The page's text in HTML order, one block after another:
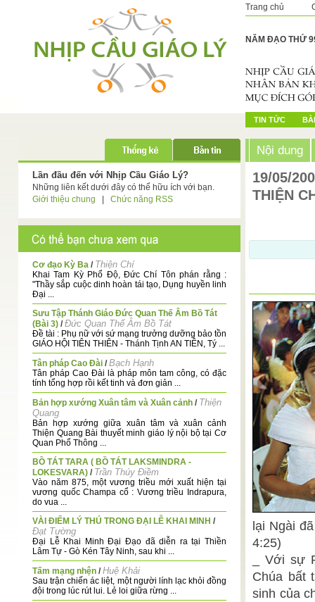
Trang chủ
NĂM ĐẠO THỨ
TIN TỨC
Lần đầu đến với Nhịp Cầu Giáo Lý?
Những liên kết dưới đây có thể hữu ích với bạn.
Giới thiệu chung
Chức năng RSS
Cơ đạo Kỳ Ba / Thiện Chí
Khai Tam Kỳ Phổ Độ, Đức Chí Tôn phán rằng :
"Thầy sắp cuộc dinh hoàn tái tạo, Dụng huyền linh
Đại ...
Sưu Tập Thánh Giáo Đức Quan Thế Âm Bồ Tát
(Bài 3) /Đức Quan Thế Âm Bồ Tát
Đề tài : Phụ nữ với sứ mạng trưởng dưỡng bảo tồn
GIÁO HỘI TIÊN THIÊN - Thánh Tịnh AN TIÊN, Tý ...
Tân pháp Cao Đài /Bạch Hạnh
Tân pháp Cao Đài là pháp môn tam công, có đặc
tính tổng hợp rồi kết tinh và đơn giản ...
Bản hợp xướng Xuân tâm và Xuân cảnh / Thiện
Quang
Bản hợp xướng giữa xuân tâm và xuân cảnh
Thiện Quang Bài thuyết minh giáo lý nội bộ tại Cơ
Quan Phổ Thông ...
BỒ TÁT TARA ( BỒ TÁT LAKSMINDRA -
LOKESVARA) / Trần Thúy Điềm
Vào năm 875, một vương triều mới xuất hiện tại
vương quốc Champa cổ : Vương triều Indrapura,
do vua ...
VÀI ĐIỂM LÝ THÚ TRONG ĐẠI LỄ KHAI MINH /
Đạt Tường
Đại Lễ Khai Minh Đại Đạo đã diễn ra tại Thiền
Lâm Tự - Gò Kén Tây Ninh, sau khi ...
Tấm mạng nhện /Huệ Khải
Sau trận chiến ác liệt, một người lính lạc khỏi đồng
đội trong lúc rút lui. Lẻ loi giữa rừng ...
Nội dung
19/05/
THIỆN
lại Ngài
4:25)
_ Với sự
Chúa bất
sinh của